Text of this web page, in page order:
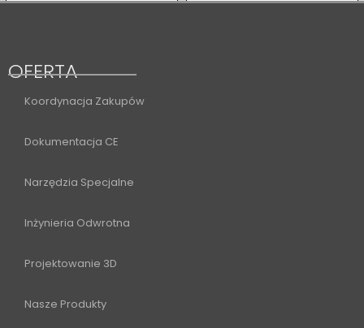
OFERTA
Koordynacja Zakupów
Dokumentacja CE
Narzędzia Specjalne
Inżynieria Odwrotna
Projektowanie 3D
Nasze Produkty